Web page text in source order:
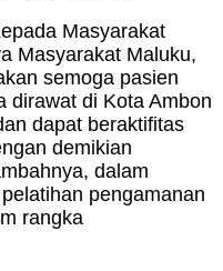
Masyarakat
Masyarakat Maluku,
semoga pasien
dirawat di Kota Ambon
dapat beraktifitas
demikian
dalam
pengamanan
rangka